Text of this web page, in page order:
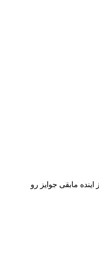
۱۶۰ سیپی و طی ۲۹روز اینده مابقی جوایز رو